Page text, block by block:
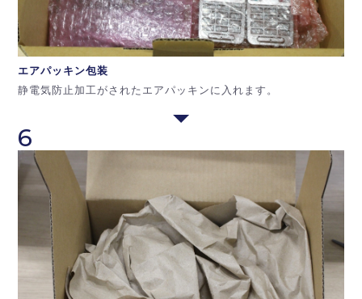
エアパッキン包装
静電気防止加工がされたエアパッキンに入れます。
6